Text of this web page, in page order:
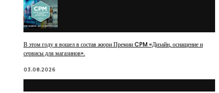
В этом году я вошел в состав жюри Премии CPM «Дизайн, оснащение и
сервисы для магазинов».
03.08.2026